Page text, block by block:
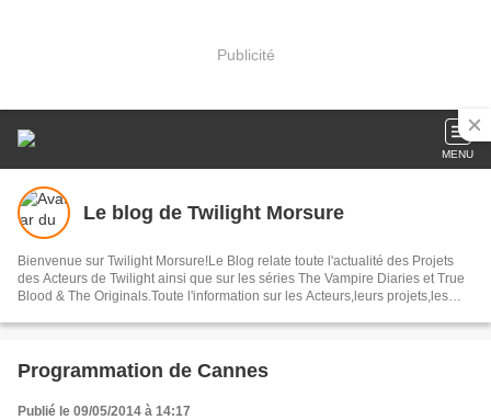
Publicité
MENU
Le blog de Twilight Morsure
Bienvenue sur Twilight Morsure!Le Blog relate toute l'actualité des Projets
des Acteurs de Twilight ainsi que sur les séries The Vampire Diaries et True
Blood & The Originals.Toute l'information sur les Acteurs,leurs projets,les
Trois Sagas.
Programmation de Cannes
Publié le 09/05/2014 à 14:17